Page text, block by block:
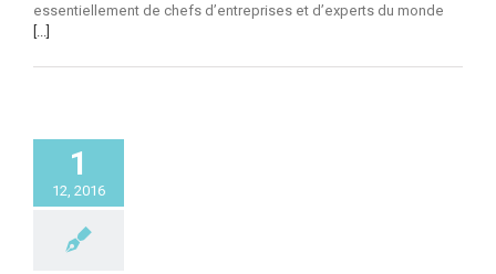
essentiellement de chefs d’entreprises et d’experts du monde
[...]
1
12, 2016